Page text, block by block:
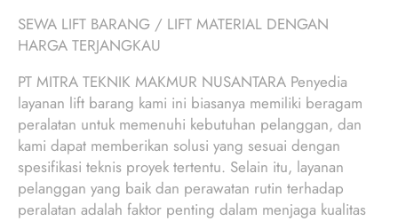
SEWA LIFT BARANG / LIFT MATERIAL DENGAN
HARGA TERJANGKAU
PT MITRA TEKNIK MAKMUR NUSANTARA Penyedia
layanan lift barang kami ini biasanya memiliki beragam
peralatan untuk memenuhi kebutuhan pelanggan, dan
kami dapat memberikan solusi yang sesuai dengan
spesifikasi teknis proyek tertentu. Selain itu, layanan
pelanggan yang baik dan perawatan rutin terhadap
peralatan adalah faktor penting dalam menjaga kualitas